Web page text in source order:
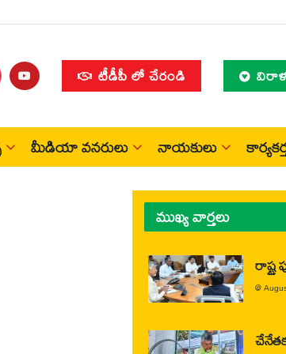
టీడీపీ లో చేరండి
మీడియా వనరులు నాయకులు
ముఖ్య వార్తలు
@